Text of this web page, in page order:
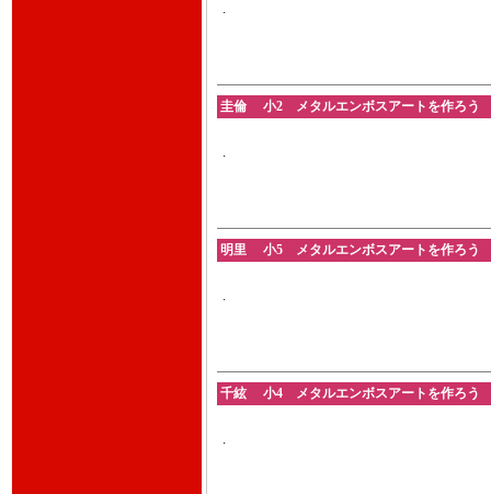
.
圭倫 小2 メタルエンボスアートを作ろう
.
明里 小5 メタルエンボスアートを作ろう
.
千絃 小4 メタルエンボスアートを作ろう
.